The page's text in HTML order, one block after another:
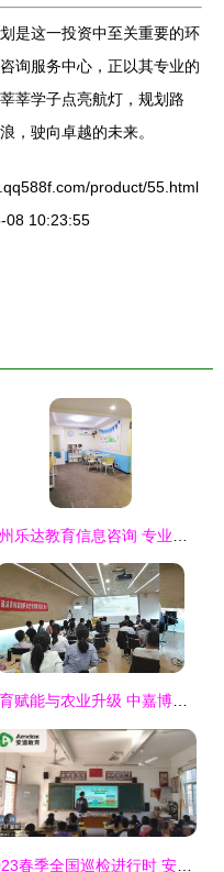
是这一投资中至关重要的环
询服务中心，正以其专业的
莘学子点亮航灯，规划路
，驶向卓越的未来。
product/55.html
08 10:23:55